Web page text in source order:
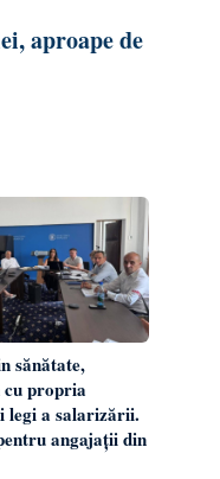
aproape de
sănătate,
cu propria
legi a salarizării.
angajații din